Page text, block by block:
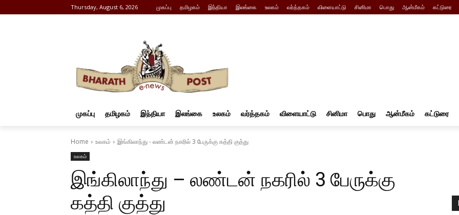
Thursday, August 6, 2026 முகப்பு தமிழகம் இந்தியா இலங்கை உலகம் வர்த்தகம் விளையாட்டு சினிமா பொது ஆன்மீகம் கட்டுரை
முகப்பு தமிழகம் இந்தியா இலங்கை உலகம் வர்த்தகம் விளையாட்டு சினிமா பொது ஆன்மீகம் கட்டுரை
Home உலகம் இங்கிலாந்து - லண்டன் நகரில் 3 பேருக்கு கத்தி குத்து
உலகம்
இங்கிலாந்து – லண்டன் நகரில் 3 பேருக்கு
கத்தி குத்து